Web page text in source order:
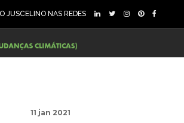
JUSCELINO NAS REDES
11 jan 2021